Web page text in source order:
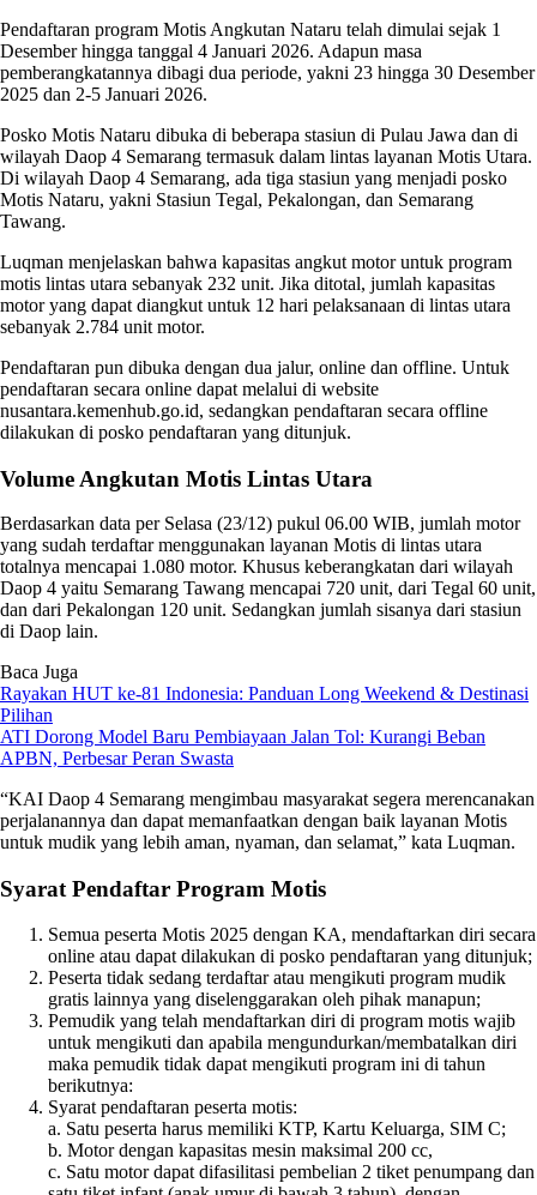
Pendaftaran program Motis Angkutan Nataru telah dimulai sejak 1
Desember hingga tanggal 4 Januari 2026. Adapun masa
pemberangkatannya dibagi dua periode, yakni 23 hingga 30 Desember
2025 dan 2-5 Januari 2026.
Posko Motis Nataru dibuka di beberapa stasiun di Pulau Jawa dan di
wilayah Daop 4 Semarang termasuk dalam lintas layanan Motis Utara.
Di wilayah Daop 4 Semarang, ada tiga stasiun yang menjadi posko
Motis Nataru, yakni Stasiun Tegal, Pekalongan, dan Semarang
Tawang.
Luqman menjelaskan bahwa kapasitas angkut motor untuk program
motis lintas utara sebanyak 232 unit. Jika ditotal, jumlah kapasitas
motor yang dapat diangkut untuk 12 hari pelaksanaan di lintas utara
sebanyak 2.784 unit motor.
Pendaftaran pun dibuka dengan dua jalur, online dan offline. Untuk
pendaftaran secara online dapat melalui di website
nusantara.kemenhub.go.id, sedangkan pendaftaran secara offline
dilakukan di posko pendaftaran yang ditunjuk.
Volume Angkutan Motis Lintas Utara
Berdasarkan data per Selasa (23/12) pukul 06.00 WIB, jumlah motor
yang sudah terdaftar menggunakan layanan Motis di lintas utara
totalnya mencapai 1.080 motor. Khusus keberangkatan dari wilayah
Daop 4 yaitu Semarang Tawang mencapai 720 unit, dari Tegal 60 unit,
dan dari Pekalongan 120 unit. Sedangkan jumlah sisanya dari stasiun
di Daop lain.
Baca Juga
Rayakan HUT ke-81 Indonesia: Panduan Long Weekend & Destinasi
Pilihan
ATI Dorong Model Baru Pembiayaan Jalan Tol: Kurangi Beban
APBN, Perbesar Peran Swasta
“KAI Daop 4 Semarang mengimbau masyarakat segera merencanakan
perjalanannya dan dapat memanfaatkan dengan baik layanan Motis
untuk mudik yang lebih aman, nyaman, dan selamat,” kata Luqman.
Syarat Pendaftar Program Motis
Semua peserta Motis 2025 dengan KA, mendaftarkan diri secara
online atau dapat dilakukan di posko pendaftaran yang ditunjuk;
Peserta tidak sedang terdaftar atau mengikuti program mudik
gratis lainnya yang diselenggarakan oleh pihak manapun;
Pemudik yang telah mendaftarkan diri di program motis wajib
untuk mengikuti dan apabila mengundurkan/membatalkan diri
maka pemudik tidak dapat mengikuti program ini di tahun
berikutnya:
Syarat pendaftaran peserta motis:
a. Satu peserta harus memiliki KTP, Kartu Keluarga, SIM C;
b. Motor dengan kapasitas mesin maksimal 200 cc,
c. Satu motor dapat difasilitasi pembelian 2 tiket penumpang dan